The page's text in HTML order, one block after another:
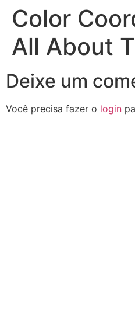
Color
All About
Deixe um
Você precisa fazer o login